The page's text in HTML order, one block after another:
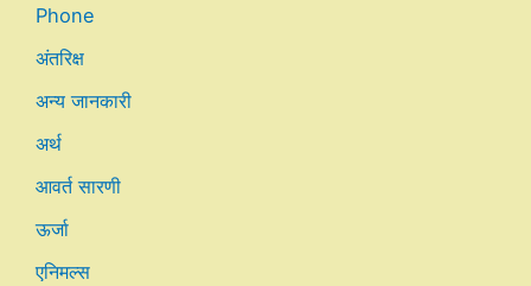
Phone
अंतरिक्ष
अन्य जानकारी
अर्थ
आवर्त सारणी
ऊर्जा
एनिमल्स